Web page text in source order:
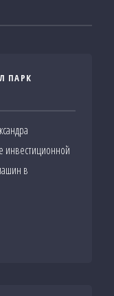
ПАРК
инвестиционной
в